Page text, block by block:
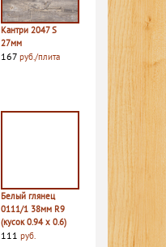
Кантри 2047 S
27мм
167руб./плита
Белый глянец
0111/1 38мм R9
(кусок 0.94 х 0.6)
111руб.